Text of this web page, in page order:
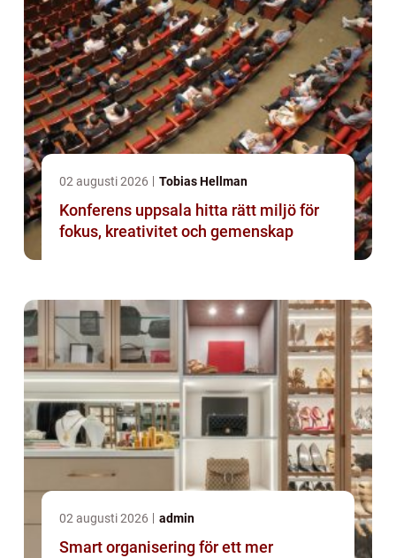
02 augusti 2026 Tobias Hellman
Konferens uppsala hitta rätt miljö för
fokus, kreativitet och gemenskap
02 augusti 2026 admin
Smart organisering för ett mer